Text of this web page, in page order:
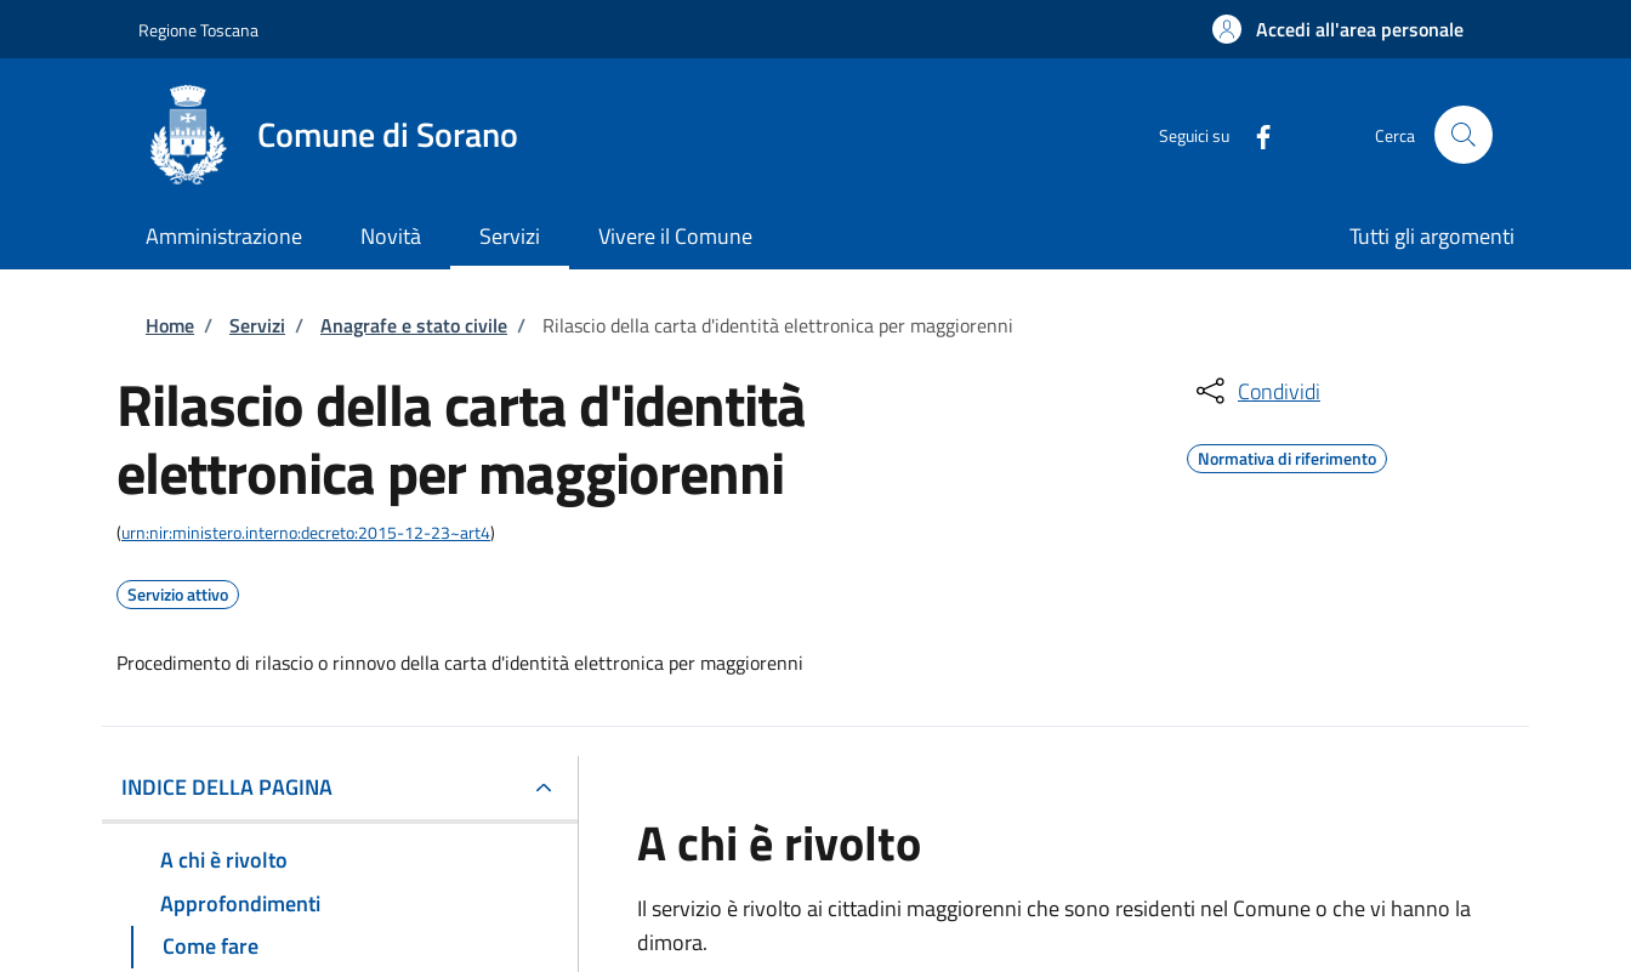
Regione Toscana Accedi all'area personale
Comune di Sorano Seguici su Cerca
Amministrazione Novità Servizi Vivere il Comune Tutti gli argomenti
Briciole di pane
Home / Servizi / Anagrafe e stato civile / Rilascio della carta d'identità elettronica per maggiorenni
Rilascio della carta d'identità
elettronica per maggiorenni
(urn:nir:ministero.interno:decreto:2015-12-23~art4)
Servizio attivo
Procedimento di rilascio o rinnovo della carta d'identità elettronica per maggiorenni
Condividi
Normativa di riferimento
INDICE DELLA PAGINA
A chi è rivolto
Approfondimenti
Come fare
A chi è rivolto
Il servizio è rivolto ai cittadini maggiorenni che sono residenti nel Comune o che vi hanno la
dimora.